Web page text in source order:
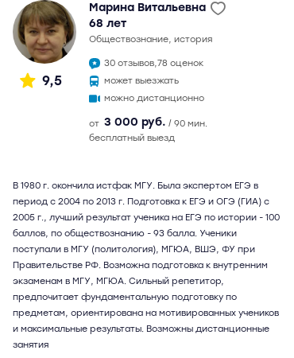
9,5
Марина Витальевна
68 лет
обществознание, история
30 отзывов,78 оценок
может выезжать
можно дистанционно
от 3 000 руб. / 90 мин.
бесплатный выезд
В 1980 г. окончила истфак МГУ. Была экспертом ЕГЭ в
период с 2004 по 2013 г. Подготовка к ЕГЭ и ОГЭ (ГИА) с
2005 г., лучший результат ученика на ЕГЭ по истории - 100
баллов, по обществознанию - 93 балла. Ученики
поступали в МГУ (политология), МГЮА, ВШЭ, ФУ при
Правительстве РФ. Возможна подготовка к внутренним
экзаменам в МГУ, МГЮА. Сильный репетитор,
предпочитает фундаментальную подготовку по
предметам, ориентирована на мотивированных учеников
и максимальные результаты. Возможны дистанционные
занятия